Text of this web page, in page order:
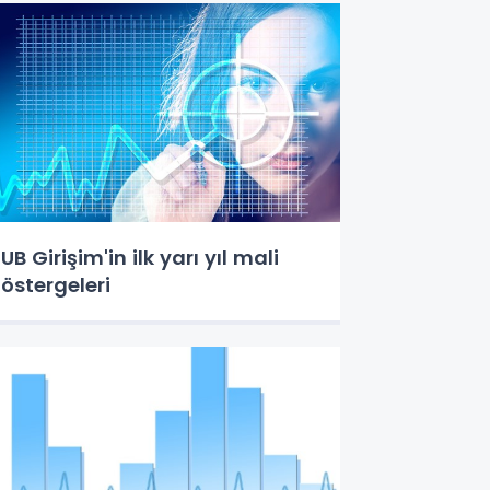
Girişim'in ilk yarı yıl mali